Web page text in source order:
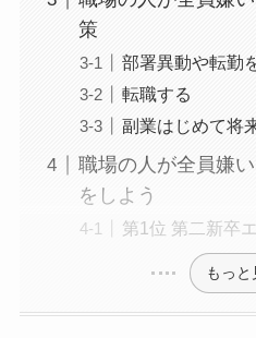
策
部署異動や転勤
転職する
副業はじめて将
職場の人が全員嫌
をしよう
第1位 第二新卒
もっと